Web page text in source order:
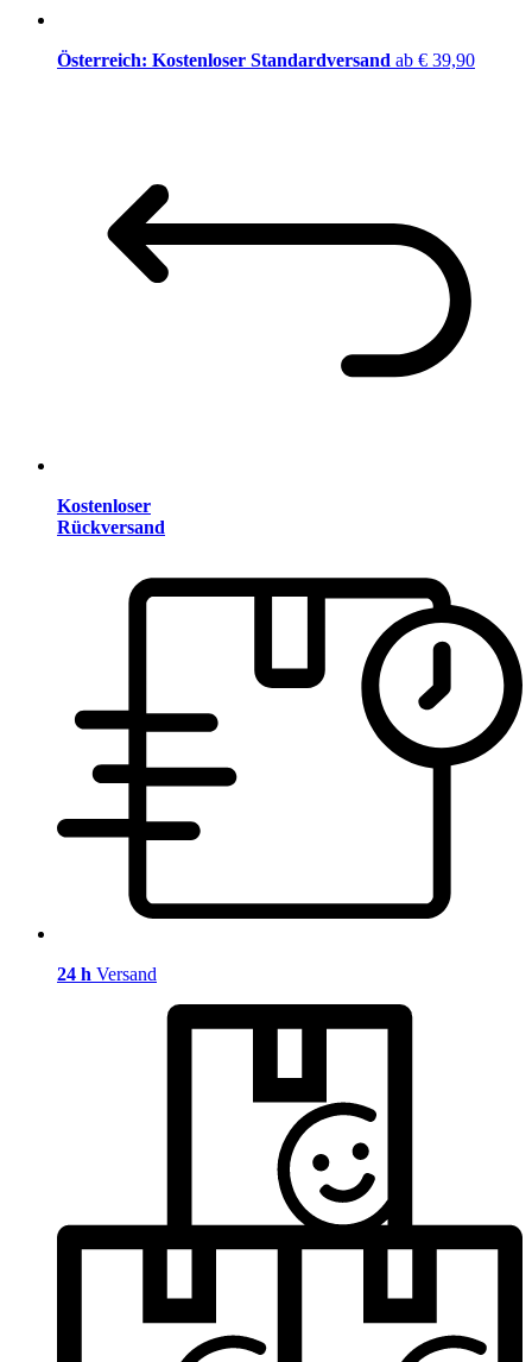
Österreich: Kostenloser Standardversand ab € 39,90
Kostenloser
Rückversand
24 h Versand